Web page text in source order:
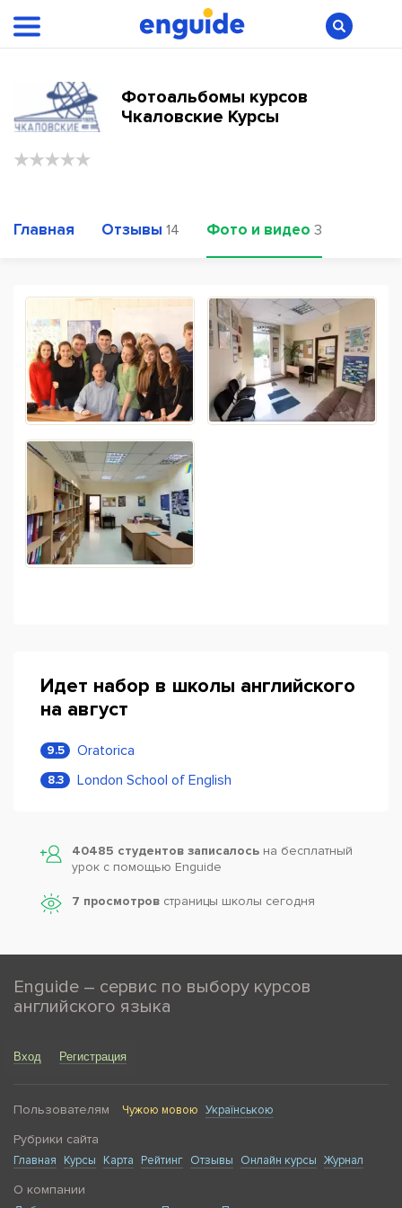
Фотоальбомы курсов
Чкаловские Курсы
Главная Отзывы 14 Фото и видео 3
Идет набор в школы английского
на август
9.5 Oratorica
8.3 London School of English
40485 студентов записалось на бесплатный
урок с помощью Enguide
7 просмотров страницы школы сегодня
Enguide – сервис по выбору курсов
английского языка
Вход Регистрация
Пользователям Чужою мовою Українською
Рубрики сайта
Главная Курсы Карта Рейтинг Отзывы Онлайн курсы Журнал
О компании